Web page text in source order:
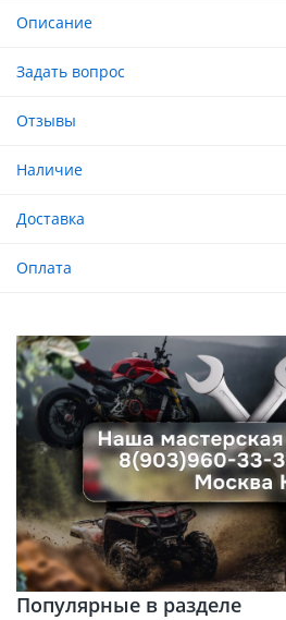
Описание
Задать вопрос
Отзывы
Наличие
Доставка
Оплата
Популярные в разделе